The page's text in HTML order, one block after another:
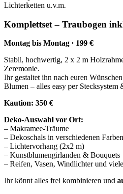
Lichterketten u.v.m.
Komplettset – Traubogen
Montag bis Montag · 199 €
Stabil, hochwertig, 2 x 2 m
Zeremonie.
Ihr gestaltet ihn nach euren
Blumen – alles easy per Stecksystem
Kaution: 350 €
Deko-Auswahl vor Ort:
– Makramee-Träume
– Dekoschals in verschiedenen Farben
– Lichtervorhang (2x2 m)
– Kunstblumengirlanden & Bouquets
– Reifen, Vasen, Windlichter und
Ihr könnt alles frei kombinieren und